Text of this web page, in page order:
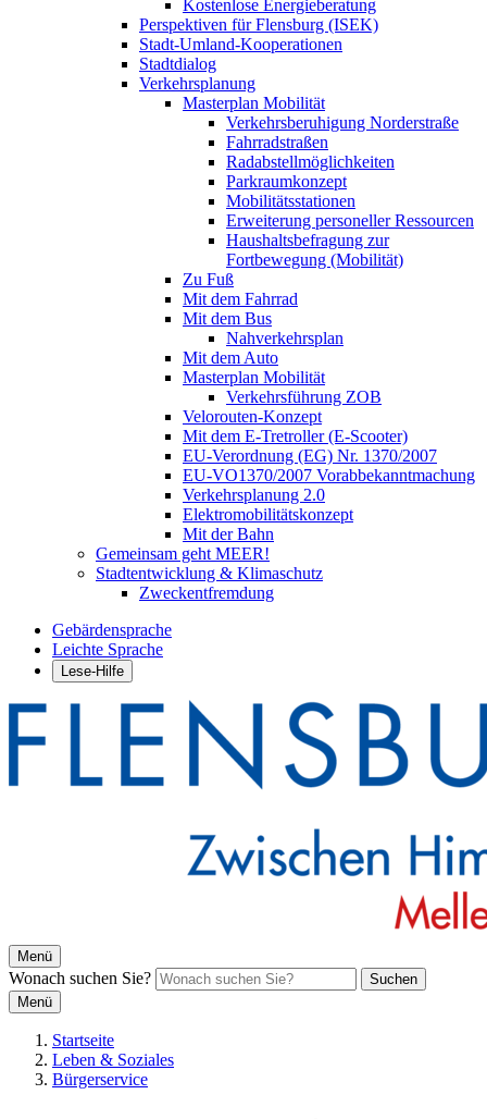
Kostenlose Energieberatung
Perspektiven für Flensburg (ISEK)
Stadt-Umland-Kooperationen
Stadtdialog
Verkehrsplanung
Masterplan Mobilität
Verkehrsberuhigung Norderstraße
Fahrradstraßen
Radabstellmöglichkeiten
Parkraumkonzept
Mobilitätsstationen
Erweiterung personeller Ressourcen
Haushaltsbefragung zur
Fortbewegung (Mobilität)
Zu Fuß
Mit dem Fahrrad
Mit dem Bus
Nahverkehrsplan
Mit dem Auto
Masterplan Mobilität
Verkehrsführung ZOB
Velorouten-Konzept
Mit dem E-Tretroller (E-Scooter)
EU-Verordnung (EG) Nr. 1370/2007
EU-VO1370/2007 Vorabbekanntmachung
Verkehrsplanung 2.0
Elektromobilitätskonzept
Mit der Bahn
Gemeinsam geht MEER!
Stadtentwicklung & Klimaschutz
Zweckentfremdung
Gebärdensprache
Leichte Sprache
Lese-Hilfe
Menü
Wonach suchen Sie?
Suchen
Menü
Startseite
Leben & Soziales
Bürgerservice